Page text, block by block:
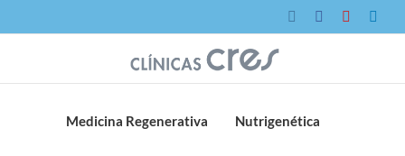
al
InstagramFacebookYouTube
Medicina Regenerativa Nutrigenética